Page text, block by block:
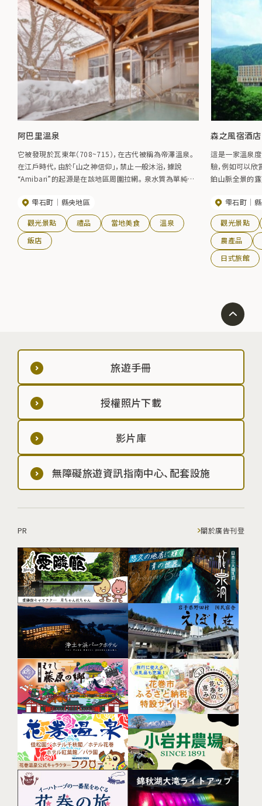
阿巴里溫泉
它被發現於瓦東年（708~715），在古代被稱為帝澤溫泉。
在江戶時代，由於「山之神信仰」，禁止一般沐浴，據說
“Amibari”的起源是在該地區周圍拉網。 泉水質為單純酸
病、割傷、糖尿病、高血壓、痔瘡等。
雫石町 縣央地區
觀光景點 禮品 當地美食
溫泉
飯店
森之風宿酒
這是一家溫泉
驗，例如可以
鉑山脈全景的
選的日本100
雫石町
觀光景點
農產品
日式旅館
旅遊手冊
授權照片下載
影片庫
無障礙旅遊資訊指南中心、配套設施
PR 關於廣告刊登